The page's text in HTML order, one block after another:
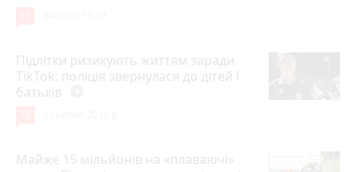
Підлітки ризикують життям заради
TikTok: поліція звернулася до дітей і
батьків
Майже 15 мільйонів на «плаваючі»